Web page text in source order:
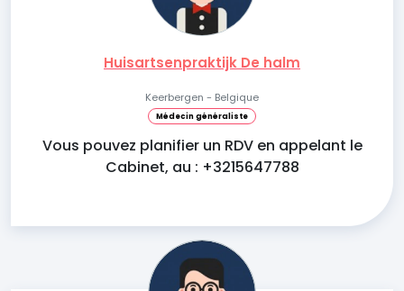
Huisartsenpraktijk De halm
Keerbergen - Belgique
Médecin généraliste
Vous pouvez planifier un RDV en appelant le
Cabinet, au : +3215647788